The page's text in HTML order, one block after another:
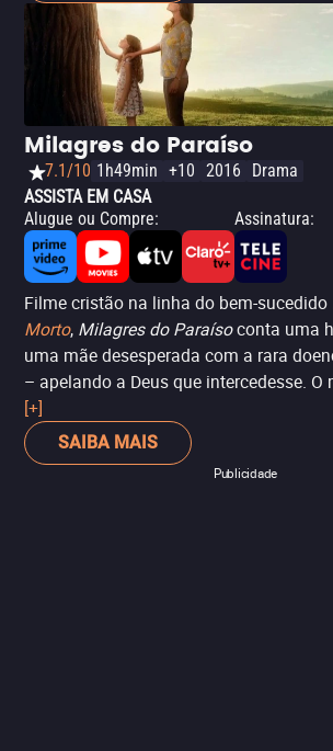
Arigó, em sua fé e na mediunidade. Com
Gustavo Fernández (das novelas
Avenida Brasil), o longa-metragem
sobre os conflitos de Arigó, a relação
Arlete (Juliana Paes) e, é claro, como
quando encarnava o Dr. Fritz. O único
a falta de uma clareza maior sobre as
espirituais, principalmente em tempos
e após os ocorridos com João de Deus,
dos principais discípulos de Arigó.
Milagres do Paraíso
7.1/10 1h49min +10 2016
Drama
ASSISTA EM CASA
Alugue ou Compre: Assinatura:
Filme cristão na linha do bem-sucedido
Morto, Milagres do Paraísoconta uma
uma mãe desesperada com a rara
– apelando a Deus que intercedesse. O
vindo da forma mais inesperada
história que, por mais que soe piegas e
envolve o espectador. Destaque para a
[+]
SAIBA MAIS
Publicidade